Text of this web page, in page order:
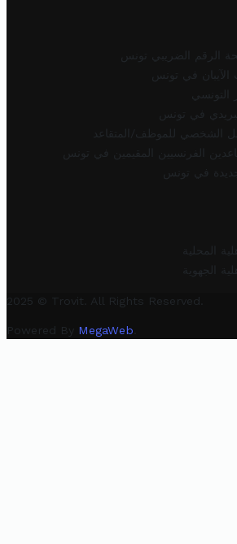
الرقم الضريبي تونس
في تونس
التونسي
في تونس
الشخصي للموظف/المتقاعد
الفرنسيين المقيمين في تونس
في تونس
المحلية
الجهوية
2025 © Trovit. All Rights Reserved.
Powered By MegaWeb